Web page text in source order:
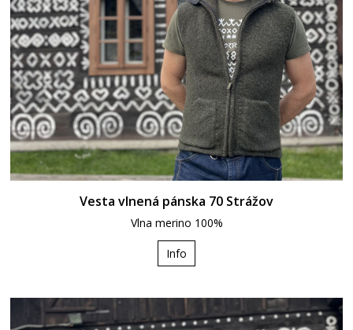
Vesta vlnená pánska 70 Strážov
Vlna merino 100%
Info